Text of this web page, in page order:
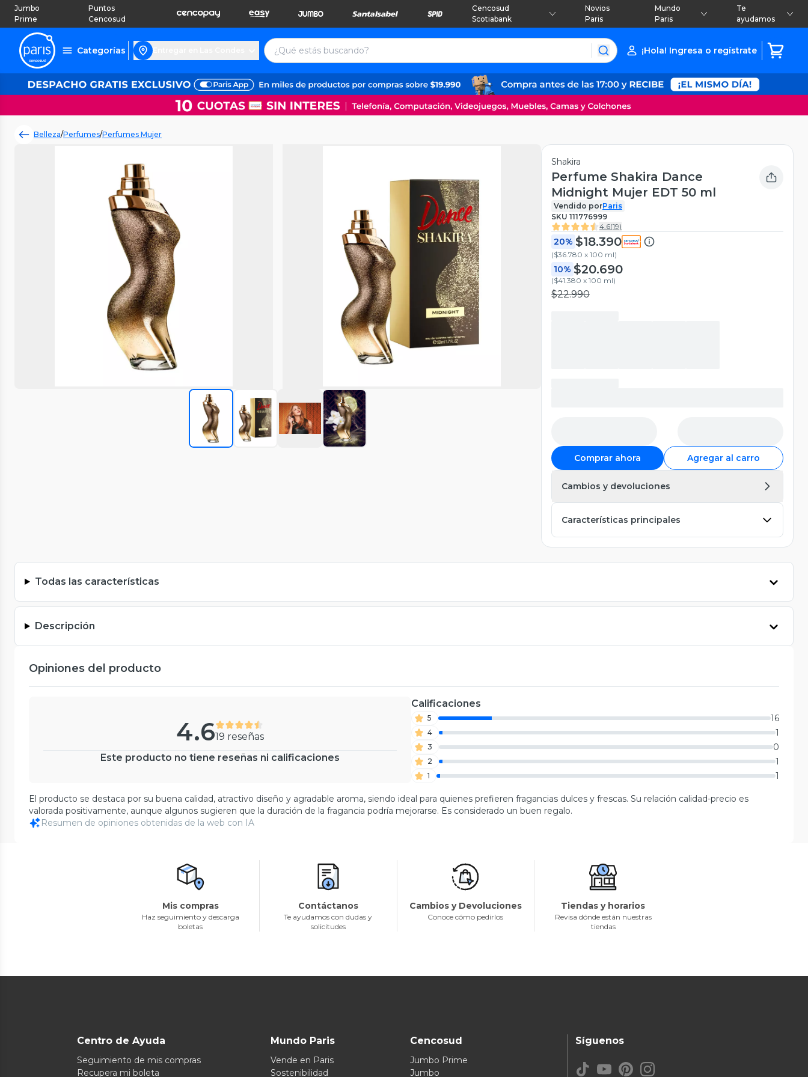
Jumbo
Prime
Puntos
Cencosud
Cencosud
Scotiabank
Novios
Paris
Mundo
Paris
Te
ayudamos
Categorías ¡Hola! Ingresa o regístrate
Belleza/Perfumes/Perfumes Mujer
Shakira
Perfume Shakira Dance
Midnight Mujer EDT 50 ml
Vendido porParis
SKU 111776999
4.6(19)
20% $18.390
($36.780 x 100 ml)
10% $20.690
($41.380 x 100 ml)
$22.990
Comprar ahora Agregar al carro
Cambios y devoluciones
Características principales
Todas las características
Descripción
Opiniones del producto
4.619 reseñas
Este producto no tiene reseñas ni calificaciones
Calificaciones
5 16
4 1
3 0
2 1
1 1
El producto se destaca por su buena calidad, atractivo diseño y agradable aroma, siendo ideal para quienes prefieren fragancias dulces y frescas. Su relación calidad-precio es
valorada positivamente, aunque algunos sugieren que la duración de la fragancia podría mejorarse. Es considerado un buen regalo.
Resumen de opiniones obtenidas de la web con IA
Mis compras
Haz seguimiento y descarga
boletas
Contáctanos
Te ayudamos con dudas y
solicitudes
Cambios y Devoluciones
Conoce cómo pedirlos
Tiendas y horarios
Revisa dónde están nuestras
tiendas
Centro de Ayuda
Seguimiento de mis compras
Recupera mi boleta
Mundo Paris
Vende en Paris
Sostenibilidad
Cencosud
Jumbo Prime
Jumbo
Síguenos